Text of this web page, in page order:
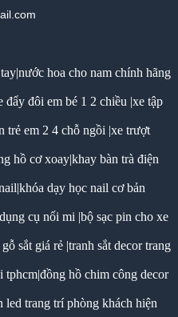
|nước hoa cho nam chính hãng
đẩy đôi em bé 1 2 chiều |xe tập
trẻ em 2 4 chỗ ngồi |xe trượt
hồ cơ xoay|khay bàn trà điện
|khóa dạy học nail cơ bản
dụng cụ nối mi |bộ sạc pin cho xe
sắt giá rẻ|tranh sắt decor trang
tphcm|đồng hồ chim công decor
led trang trí phòng khách hiện